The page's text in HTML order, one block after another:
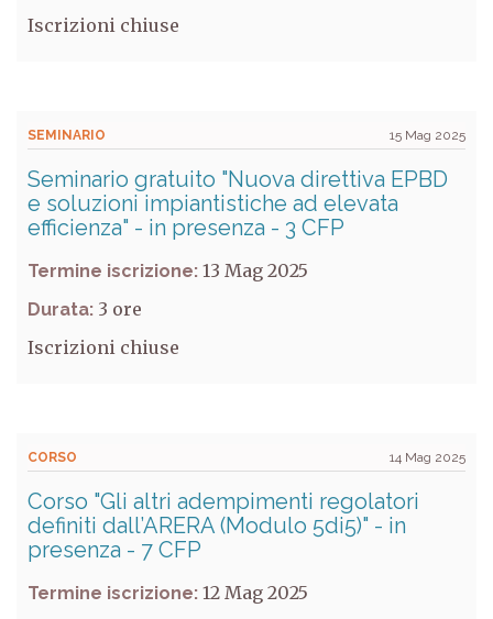
Iscrizioni chiuse
SEMINARIO 15 Mag 2025
Seminario gratuito "Nuova direttiva EPBD
e soluzioni impiantistiche ad elevata
efficienza" - in presenza - 3 CFP
Termine iscrizione: 13 Mag 2025
Durata: 3
Iscrizioni chiuse
CORSO 14 Mag 2025
Corso "Gli altri adempimenti regolatori
definiti dall’ARERA (Modulo 5di5)" - in
presenza - 7 CFP
Termine iscrizione: 12 Mag 2025